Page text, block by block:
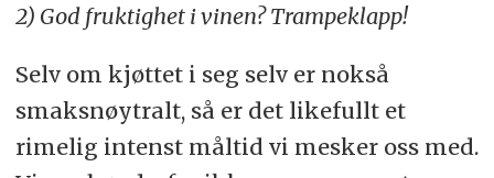
2) God fruktighet i vinen? Trampeklapp!
Selv om kjøttet i seg selv er nokså
smaksnøytralt, så er det likefullt et
rimelig intenst måltid vi mesker oss med.